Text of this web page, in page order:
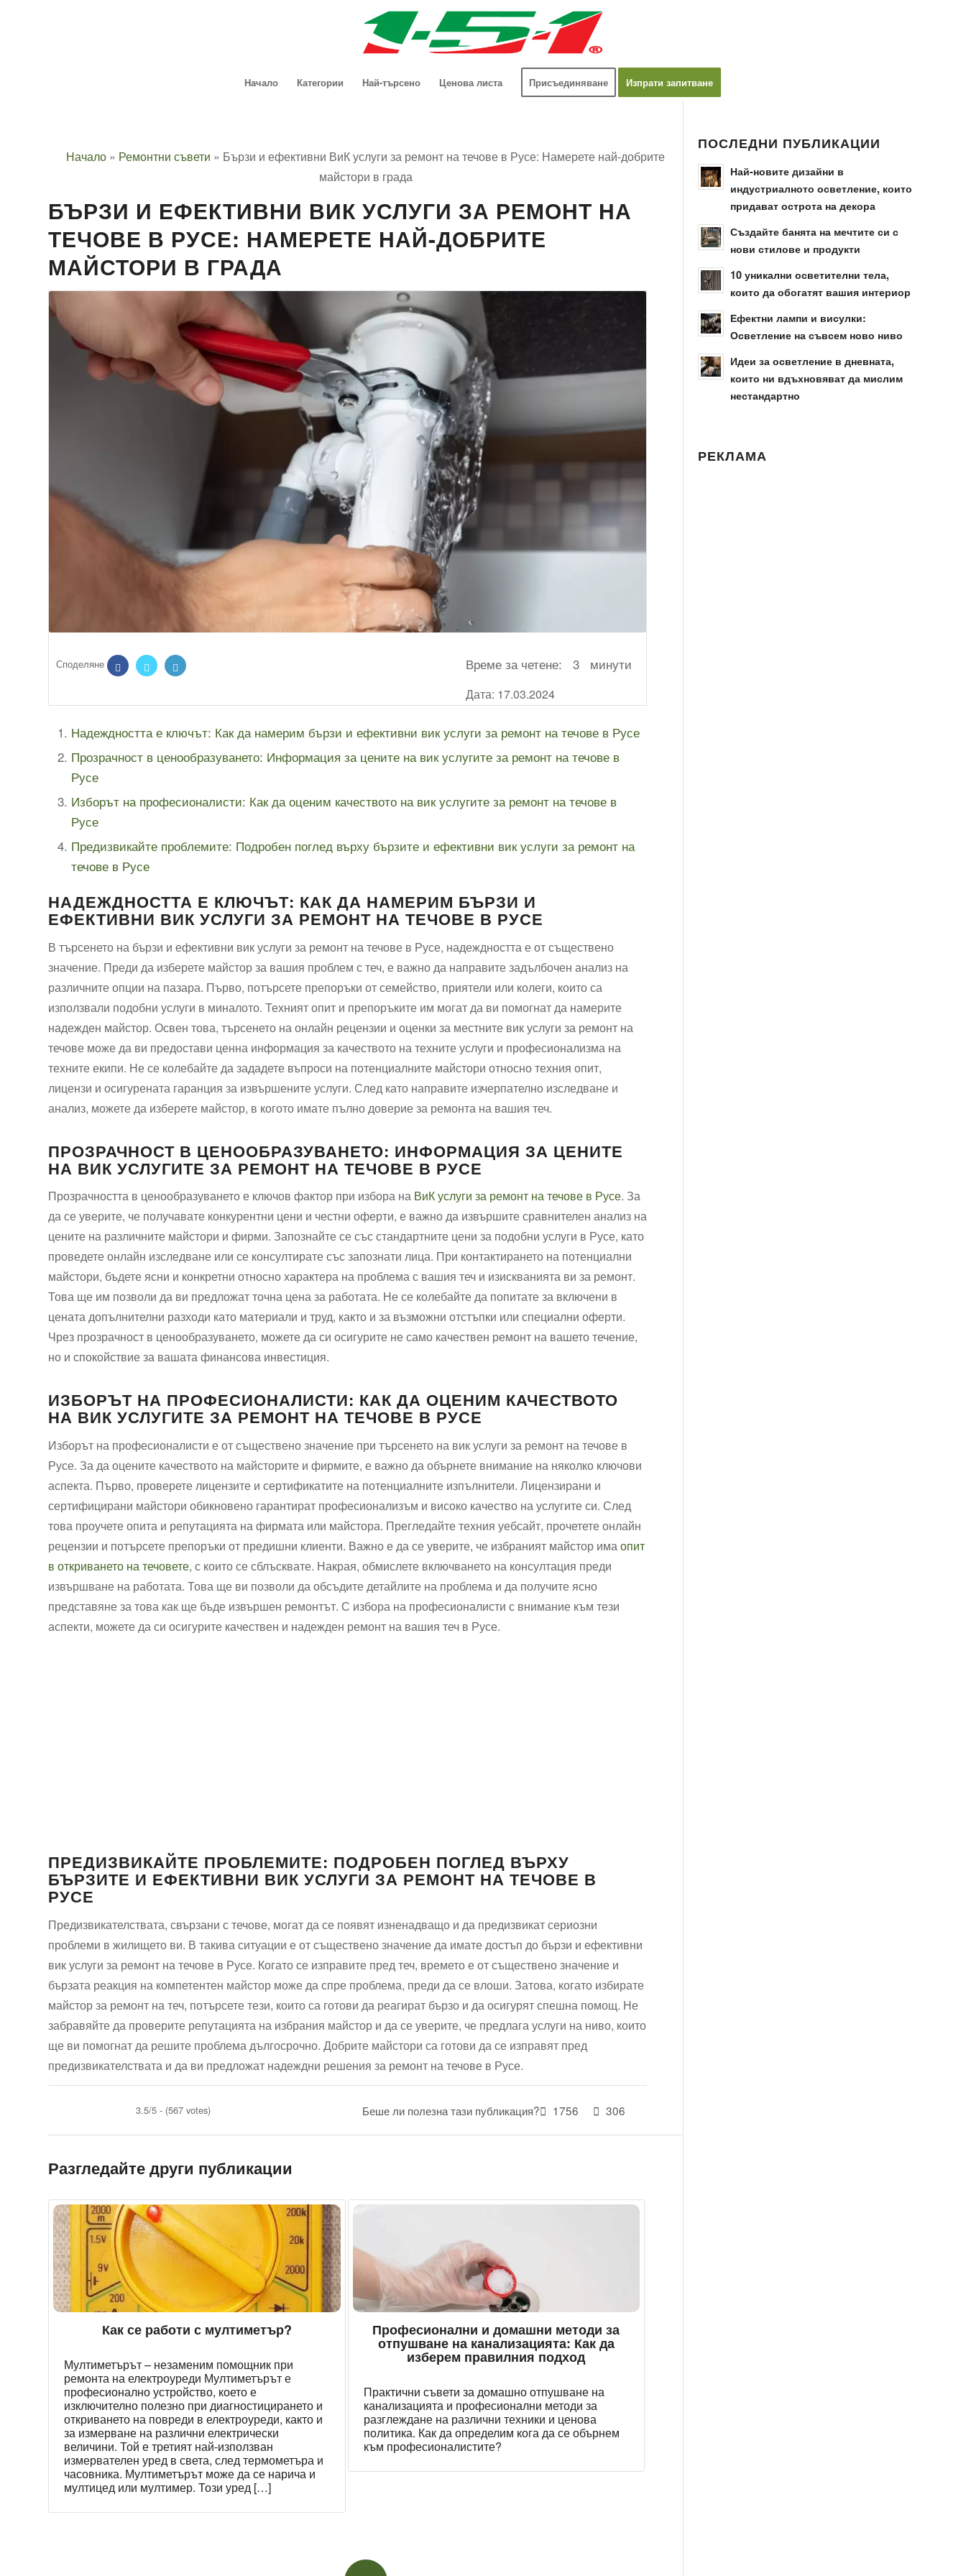
Начало Категории Най-търсено Ценова листа Присъединяване Изпрати запитване
Начало » Ремонтни съвети » Бързи и ефективни ВиК услуги за ремонт на течове в Русе: Намерете най-добрите
майстори в града
БЪРЗИ И ЕФЕКТИВНИ ВИК УСЛУГИ ЗА РЕМОНТ НА
ТЕЧОВЕ В РУСЕ: НАМЕРЕТЕ НАЙ-ДОБРИТЕ
МАЙСТОРИ В ГРАДА
Време за четене: 3 минути
Дата: 17.03.2024
Надеждността е ключът: Как да намерим бързи и ефективни вик услуги за ремонт на течове в Русе
Прозрачност в ценообразуването: Информация за цените на вик услугите за ремонт на течове в
Русе
Изборът на професионалисти: Как да оценим качеството на вик услугите за ремонт на течове в
Русе
Предизвикайте проблемите: Подробен поглед върху бързите и ефективни вик услуги за ремонт на
течове в Русе
НАДЕЖДНОСТТА Е КЛЮЧЪТ: КАК ДА НАМЕРИМ БЪРЗИ И
ЕФЕКТИВНИ ВИК УСЛУГИ ЗА РЕМОНТ НА ТЕЧОВЕ В РУСЕ
В търсенето на бързи и ефективни вик услуги за ремонт на течове в Русе, надеждността е от съществено
значение. Преди да изберете майстор за вашия проблем с теч, е важно да направите задълбочен анализ на
различните опции на пазара. Първо, потърсете препоръки от семейство, приятели или колеги, които са
използвали подобни услуги в миналото. Техният опит и препоръките им могат да ви помогнат да намерите
надежден майстор. Освен това, търсенето на онлайн рецензии и оценки за местните вик услуги за ремонт на
течове може да ви предостави ценна информация за качеството на техните услуги и професионализма на
техните екипи. Не се колебайте да зададете въпроси на потенциалните майстори относно техния опит,
лицензи и осигурената гаранция за извършените услуги. След като направите изчерпателно изследване и
анализ, можете да изберете майстор, в когото имате пълно доверие за ремонта на вашия теч.
ПРОЗРАЧНОСТ В ЦЕНООБРАЗУВАНЕТО: ИНФОРМАЦИЯ ЗА ЦЕНИТЕ
НА ВИК УСЛУГИТЕ ЗА РЕМОНТ НА ТЕЧОВЕ В РУСЕ
Прозрачността в ценообразуването е ключов фактор при избора на ВиК услуги за ремонт на течове в Русе. За
да се уверите, че получавате конкурентни цени и честни оферти, е важно да извършите сравнителен анализ на
цените на различните майстори и фирми. Запознайте се със стандартните цени за подобни услуги в Русе, като
проведете онлайн изследване или се консултирате със запознати лица. При контактирането на потенциални
майстори, бъдете ясни и конкретни относно характера на проблема с вашия теч и изискванията ви за ремонт.
Това ще им позволи да ви предложат точна цена за работата. Не се колебайте да попитате за включени в
цената допълнителни разходи като материали и труд, както и за възможни отстъпки или специални оферти.
Чрез прозрачност в ценообразуването, можете да си осигурите не само качествен ремонт на вашето течение,
но и спокойствие за вашата финансова инвестиция.
ИЗБОРЪТ НА ПРОФЕСИОНАЛИСТИ: КАК ДА ОЦЕНИМ КАЧЕСТВОТО
НА ВИК УСЛУГИТЕ ЗА РЕМОНТ НА ТЕЧОВЕ В РУСЕ
Изборът на професионалисти е от съществено значение при търсенето на вик услуги за ремонт на течове в
Русе. За да оцените качеството на майсторите и фирмите, е важно да обърнете внимание на няколко ключови
аспекта. Първо, проверете лицензите и сертификатите на потенциалните изпълнители. Лицензирани и
сертифицирани майстори обикновено гарантират професионализъм и високо качество на услугите си. След
това проучете опита и репутацията на фирмата или майстора. Прегледайте техния уебсайт, прочетете онлайн
рецензии и потърсете препоръки от предишни клиенти. Важно е да се уверите, че избраният майстор имаопит
в откриването на течовете, с които се сблъсквате. Накрая, обмислете включването на консултация преди
извършване на работата. Това ще ви позволи да обсъдите детайлите на проблема и да получите ясно
представяне за това как ще бъде извършен ремонтът. С избора на професионалисти с внимание към тези
аспекти, можете да си осигурите качествен и надежден ремонт на вашия теч в Русе.
ПРЕДИЗВИКАЙТЕ ПРОБЛЕМИТЕ: ПОДРОБЕН ПОГЛЕД ВЪРХУ
БЪРЗИТЕ И ЕФЕКТИВНИ ВИК УСЛУГИ ЗА РЕМОНТ НА ТЕЧОВЕ В
РУСЕ
Предизвикателствата, свързани с течове, могат да се появят изненадващо и да предизвикат сериозни
проблеми в жилището ви. В такива ситуации е от съществено значение да имате достъп до бързи и ефективни
вик услуги за ремонт на течове в Русе. Когато се изправите пред теч, времето е от съществено значение и
бързата реакция на компетентен майстор може да спре проблема, преди да се влоши. Затова, когато избирате
майстор за ремонт на теч, потърсете тези, които са готови да реагират бързо и да осигурят спешна помощ. Не
забравяйте да проверите репутацията на избрания майстор и да се уверите, че предлага услуги на ниво, които
ще ви помогнат да решите проблема дългосрочно. Добрите майстори са готови да се изправят пред
предизвикателствата и да ви предложат надеждни решения за ремонт на течове в Русе.
3.5/5 - (567 votes) Беше ли полезна тази публикация? 1756 306
Разгледайте други публикации
Как се работи с мултиметър?
Мултиметърът – незаменим помощник при
ремонта на електроуреди Мултиметърът е
професионално устройство, което е⁢
изключително полезно⁢ при диагностицирането и
откриването на повреди в електроуреди, както и
за измерване⁢ на различни електрически
величини. Той е третият най-използван
измервателен уред в света, след термометъра и
часовника. Мултиметърът може да се нарича и
мултицед или мултимер. Този уред […]
Професионални и домашни методи за
отпушване на канализацията: Как да
изберем правилния подход
Практични съвети за домашно отпушване на
канализацията и професионални методи за
разглеждане на различни техники и ценова
политика. Как да определим кога да се обърнем
към професионалистите?
ПОСЛЕДНИ ПУБЛИКАЦИИ
Най-новите дизайни в
индустриалното осветление, които
придават острота на декора
Създайте банята на мечтите си с
нови стилове и продукти
10 уникални осветителни тела,
които да обогатят вашия интериор
Ефектни лампи и висулки:
Осветление на съвсем ново ниво
Идеи за осветление в дневната,
които ни вдъхновяват да мислим
нестандартно
РЕКЛАМА